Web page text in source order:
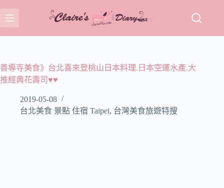
至
主
容
善導寺美食》台北喜來登桃山日本料理.日本空運水產.大
推經典花壽司♥♥
2019-05-08
台北美食 景點 住宿 Taipei, 台灣美食旅遊特搜